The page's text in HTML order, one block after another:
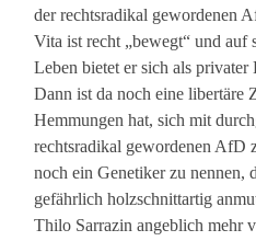
der rechtsradikal gewordenen
Vita ist recht „bewegt“ und auf
Leben bietet er sich als
Dann ist da noch eine libertäre
Hemmungen hat, sich mit
rechtsradikal gewordenen AfD
noch ein Genetiker zu nennen,
gefährlich holzschnittartig
Thilo Sarrazin angeblich mehr